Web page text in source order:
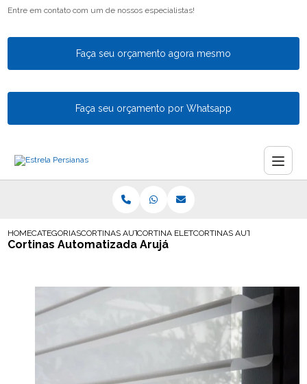
Entre em contato com um de nossos especialistas!
Faça seu orçamento agora mesmo
Faça seu orçamento por Whatsapp
HOMECATEGORIASCORTINAS AUTOMATICASCORTINA ELETRICA AUTOMATICA EM
CORTINAS AUTOMATIZADA
Cortinas Automatizada Arujá